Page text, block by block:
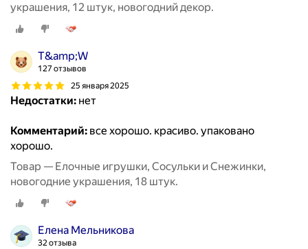
украшения, 12 штук, новогодний декор.
Т&amp;W
127 отзывов
25 января 2025
Недостатки: нет
Комментарий: все хорошо. красиво. упаковано
хорошо.
Товар — Елочные игрушки, Сосульки и Снежинки,
новогодние украшения, 18 штук.
Елена Мельникова
32 отзыва